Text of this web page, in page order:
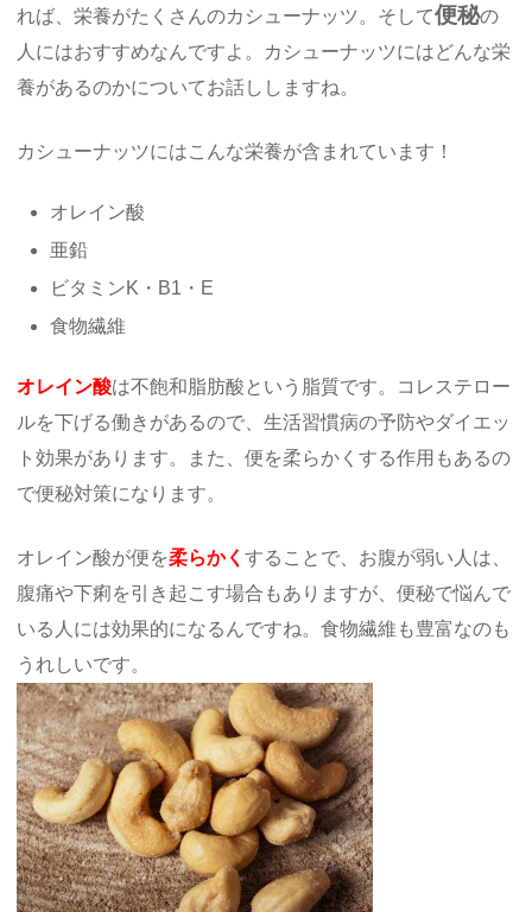
れば、栄養がたくさんのカシューナッツ。そして便秘の
人にはおすすめなんですよ。カシューナッツにはどんな栄
養があるのかについてお話ししますね。
カシューナッツにはこんな栄養が含まれています！
オレイン酸
亜鉛
ビタミンK・B1・E
食物繊維
オレイン酸は不飽和脂肪酸という脂質です。コレステロー
ルを下げる働きがあるので、生活習慣病の予防やダイエッ
ト効果があります。また、便を柔らかくする作用もあるの
で便秘対策になります。
オレイン酸が便を柔らかくすることで、お腹が弱い人は、
腹痛や下痢を引き起こす場合もありますが、便秘で悩んで
いる人には効果的になるんですね。食物繊維も豊富なのも
うれしいです。